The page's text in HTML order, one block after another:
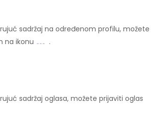
sadržaj na određenom profilu, možete
na ikonu
.
sadržaj oglasa, možete prijaviti oglas